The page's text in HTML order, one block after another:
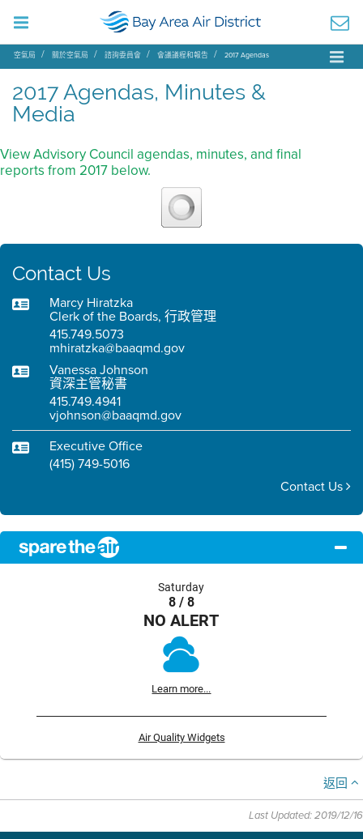
空氣局 關於空氣局 諮詢委員會 會議議程和報告 2017 Agendas
2017 Agendas, Minutes &
Media
View Advisory Council agendas, minutes, and final
reports from 2017 below.
Contact Us
Marcy Hiratzka
Clerk of the Boards, 行政管理
415.749.5073
mhiratzka@baaqmd.gov
Vanessa Johnson
資深主管秘書
415.749.4941
vjohnson@baaqmd.gov
Executive Office
(415) 749-5016
Contact Us
Saturday
8 / 8
NO ALERT
Learn more...
Air Quality Widgets
返回
Last Updated: 2019/12/16